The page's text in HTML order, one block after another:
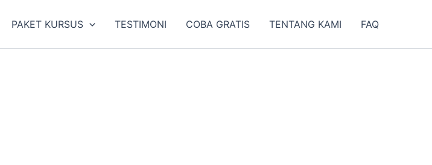
PAKET KURSUS TESTIMONI COBA GRATIS TENTANG KAMI FAQ